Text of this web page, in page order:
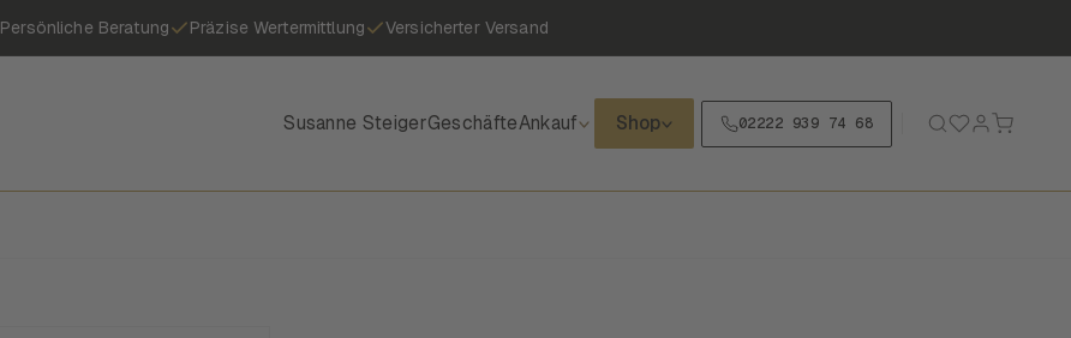
Persönliche Beratung Präzise Wertermittlung Versicherter Versand
Susanne SteigerGeschäfteAnkauf Shop 02222 939 74 68